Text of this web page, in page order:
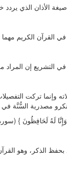
الأذان الذي
في القرآن الكريم
إن المراد من
وإنما تركت
مصدرية السُّنَّة
لَهُ لَحَافِظُونَ } (سورة
بحفظ الذكر، وهو